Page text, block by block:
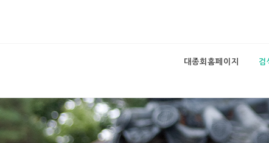
대종회홈페이지 검